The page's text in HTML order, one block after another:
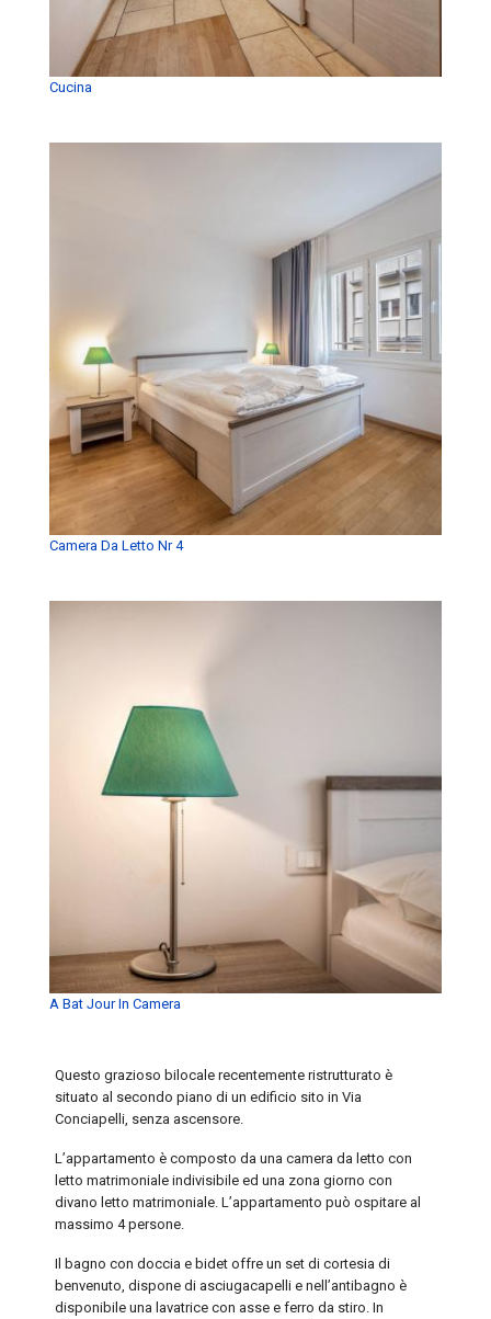
Cucina
Camera Da Letto Nr 4
A Bat Jour In Camera
Questo grazioso bilocale recentemente ristrutturato è
situato al secondo piano di un edificio sito in Via
Conciapelli, senza ascensore.
L’appartamento è composto da una camera da letto con
letto matrimoniale indivisibile ed una zona giorno con
divano letto matrimoniale. L’appartamento può ospitare al
massimo 4 persone.
Il bagno con doccia e bidet offre un set di cortesia di
benvenuto, dispone di asciugacapelli e nell’antibagno è
disponibile una lavatrice con asse e ferro da stiro. In